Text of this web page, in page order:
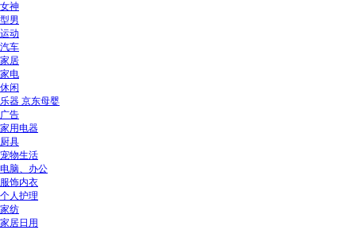
女神
型男
运动
汽车
家居
家电
休闲
乐器 京东母婴
广告
家用电器
厨具
宠物生活
电脑、办公
服饰内衣
个人护理
家纺
家居日用